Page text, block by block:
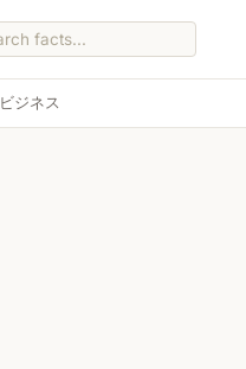
ビジネス